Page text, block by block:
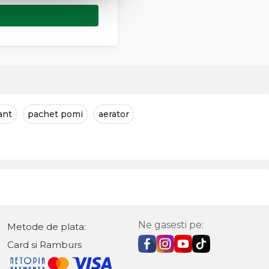
pachet pomi aerator
Metode de plata:
Card si Ramburs
Ne gasesti pe: